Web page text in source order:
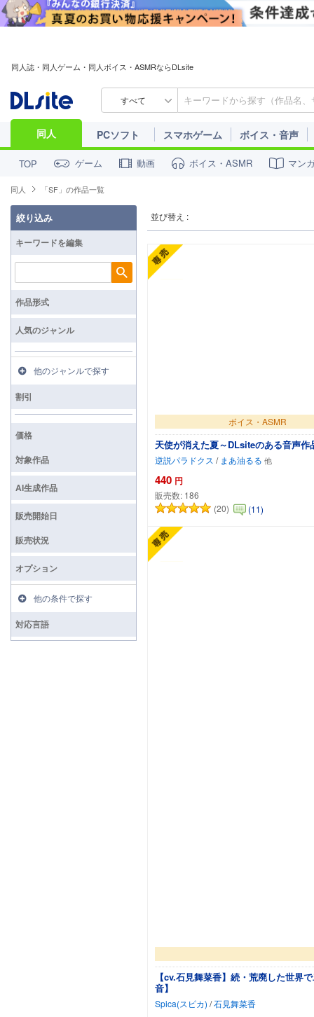
同人誌・同人ゲーム・同人ボイス・ASMRならDLsite
すべて
同人 PCソフト スマホゲーム ボイス・音声
TOP ゲーム 動画 ボイス・ASMR マン
同人 「SF」の作品一覧
並び替え :
ボイス・ASMR
天使が消えた夏～DLsiteのある音声作
逆説パラドクス / まあ油るる
440 円
販売数: 186
(20)
(11)
カートに追加
【cv.石見舞菜香】続・荒廃した世界
音】
Spica(スピカ) /石見舞菜香
絞り込み
キーワードを編集
検索
作品形式
人気のジャンル
他のジャンルで探す
割引
価格
対象作品
AI生成作品
販売開始日
販売状況
オプション
他の条件で探す
対応言語